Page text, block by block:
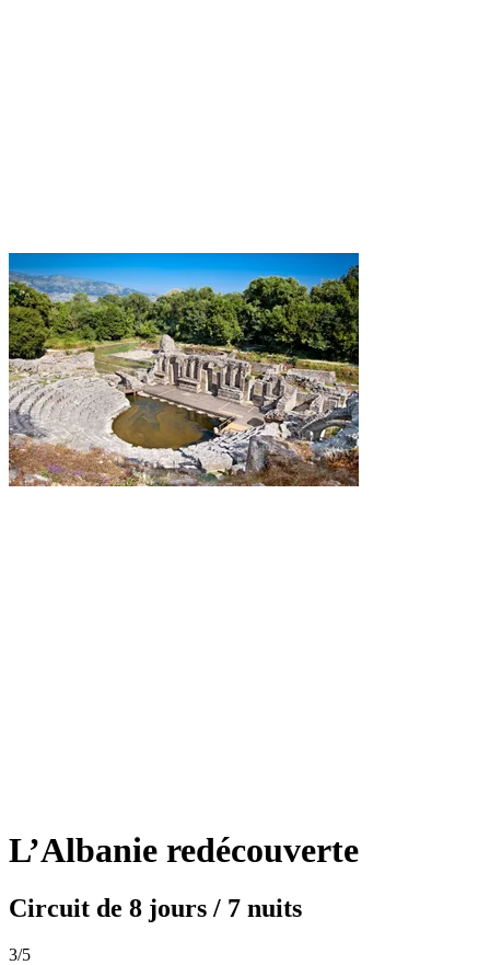
L’Albanie redécouverte
Circuit de 8 jours / 7 nuits
3/5